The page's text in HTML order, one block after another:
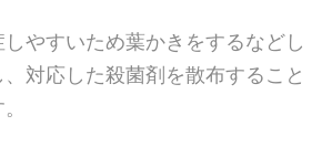
やすいため葉かきをするなどし
対応した殺菌剤を散布すること